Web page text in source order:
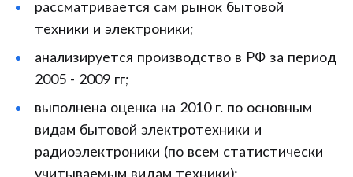
рассматривается сам рынок бытовой
техники и электроники;
анализируется производство в РФ за период
2005 - 2009 гг;
выполнена оценка на 2010 г. по основным
видам бытовой электротехники и
радиоэлектроники (по всем статистически